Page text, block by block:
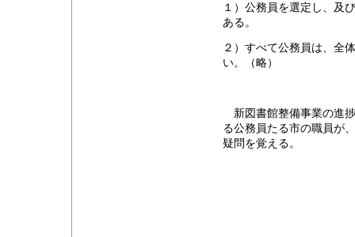
１）公務員を選定し、及
ある。
２）すべて公務員は、全
い。（略）
新図書館整備事業の進
る公務員たる市の職員が
疑問を覚える。